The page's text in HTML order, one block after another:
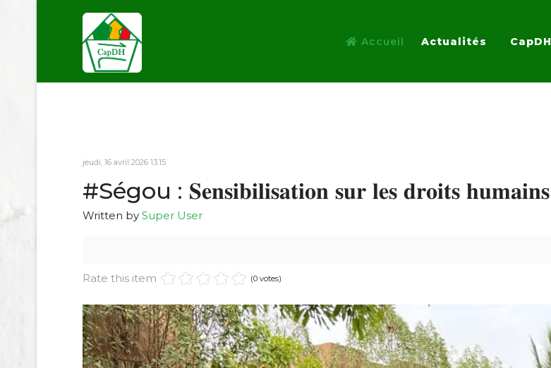
Accueil Actualités CapDH
jeudi, 16 avril 2026 13:15
#Ségou : 𝐒𝐞𝐧𝐬𝐢𝐛𝐢𝐥𝐢𝐬𝐚𝐭𝐢𝐨𝐧 𝐬𝐮𝐫 𝐥𝐞𝐬 𝐝𝐫𝐨𝐢𝐭𝐬 𝐡𝐮𝐦𝐚𝐢𝐧𝐬
Written by Super User
Rate this item (0 votes)